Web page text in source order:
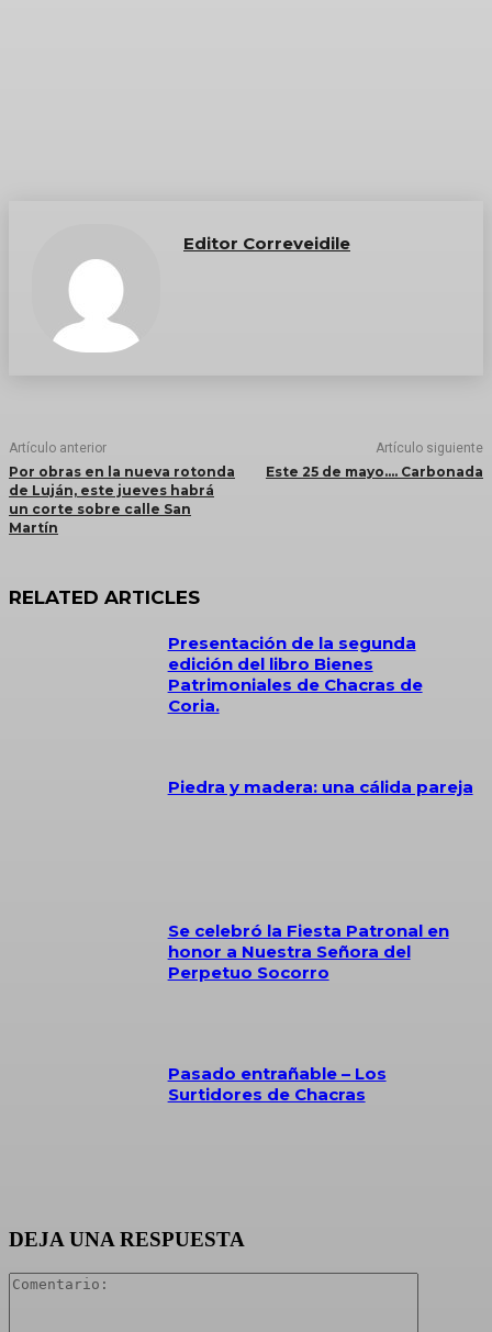
Editor Correveidile
Artículo anterior
Por obras en la nueva rotonda
de Luján, este jueves habrá
un corte sobre calle San
Martín
Artículo siguiente
Este 25 de mayo…. Carbonada
RELATED ARTICLES
Presentación de la segunda
edición del libro Bienes
Patrimoniales de Chacras de
Coria.
Piedra y madera: una cálida pareja
Se celebró la Fiesta Patronal en
honor a Nuestra Señora del
Perpetuo Socorro
Pasado entrañable – Los
Surtidores de Chacras
DEJA UNA RESPUESTA